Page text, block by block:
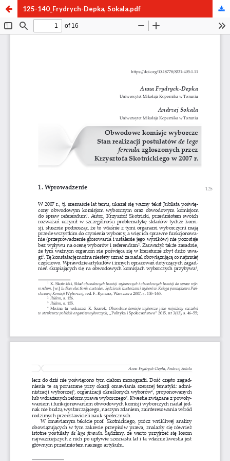
125-140_Frydrych-Depka, Sokala.pdf